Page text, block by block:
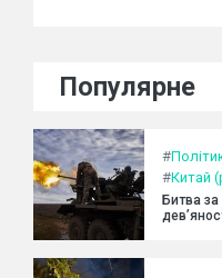
Популярне
#
#Китай
Битва за